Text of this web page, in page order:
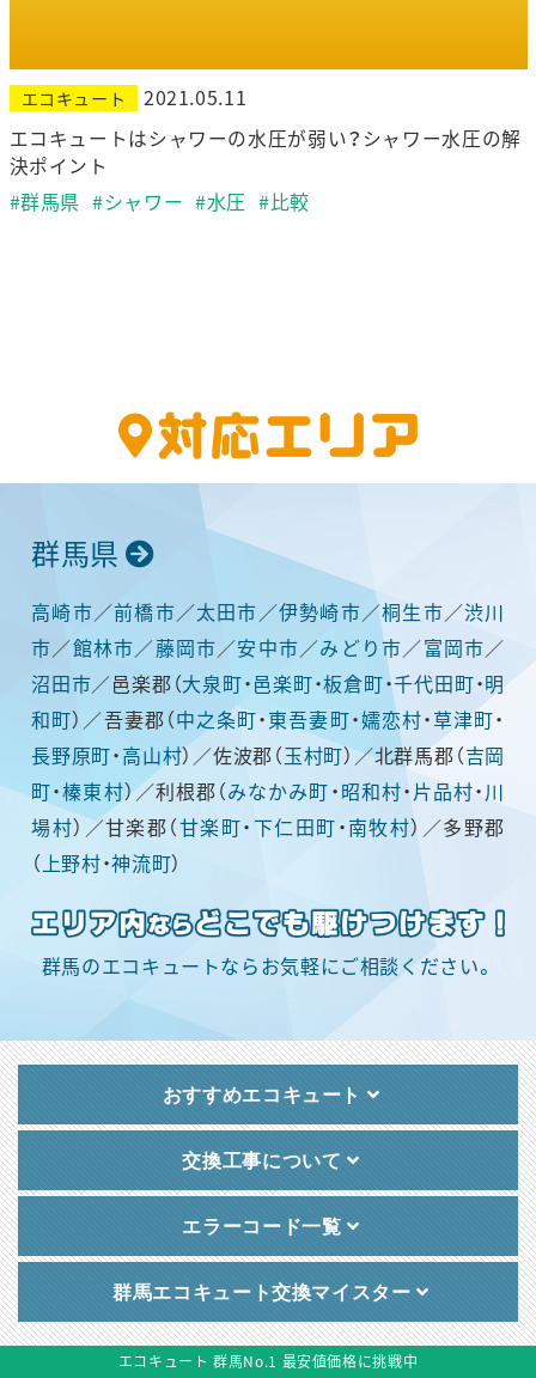
エコキュート 2021.05.11
エコキュートはシャワーの水圧が弱い？シャワー水圧の解
決ポイント
#群馬県 #シャワー #水圧 #比較
群馬県
高崎市／前橋市／太田市／伊勢崎市／桐生市／渋川
市／館林市／藤岡市／安中市／みどり市／富岡市／
沼田市／邑楽郡（大泉町・邑楽町・板倉町・千代田町・明
和町）／吾妻郡（中之条町・東吾妻町・嬬恋村・草津町・
長野原町・高山村）／佐波郡（玉村町）／北群馬郡（吉岡
町・榛東村）／利根郡（みなかみ町・昭和村・片品村・川
場村）／甘楽郡（甘楽町・下仁田町・南牧村）／多野郡
（上野村・神流町）
群馬のエコキュートならお気軽にご相談ください。
エコキュート 群馬No.1 最安値価格に挑戦中